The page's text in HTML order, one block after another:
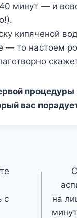
минут — и
кипяченой
— то настоем
процедуры
вас
с
на